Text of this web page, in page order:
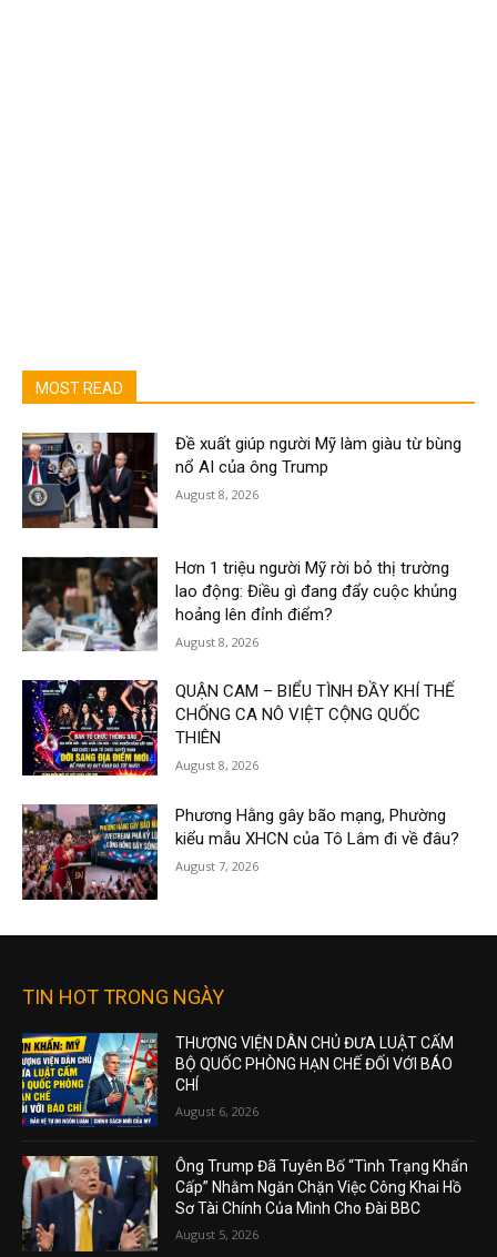
MOST READ
Đề xuất giúp người Mỹ làm giàu từ bùng
nổ AI của ông Trump
August 8, 2026
Hơn 1 triệu người Mỹ rời bỏ thị trường
lao động: Điều gì đang đẩy cuộc khủng
hoảng lên đỉnh điểm?
August 8, 2026
QUẬN CAM – BIỂU TÌNH ĐẦY KHÍ THẾ
CHỐNG CA NÔ VIỆT CỘNG QUỐC
THIÊN
August 8, 2026
Phương Hằng gây bão mạng, Phường
kiểu mẫu XHCN của Tô Lâm đi về đâu?
August 7, 2026
TIN HOT TRONG NGÀY
THƯỢNG VIỆN DÂN CHỦ ĐƯA LUẬT CẤM
BỘ QUỐC PHÒNG HẠN CHẾ ĐỐI VỚI BÁO
CHÍ
August 6, 2026
Ông Trump Đã Tuyên Bố “Tình Trạng Khẩn
Cấp” Nhằm Ngăn Chặn Việc Công Khai Hồ
Sơ Tài Chính Của Mình Cho Đài BBC
August 5, 2026